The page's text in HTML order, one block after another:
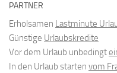
PARTNER
Erholsamen Lastminute
Günstige Urlaubskredite
Vor dem Urlaub unbedingt
In den Urlaub starten vom